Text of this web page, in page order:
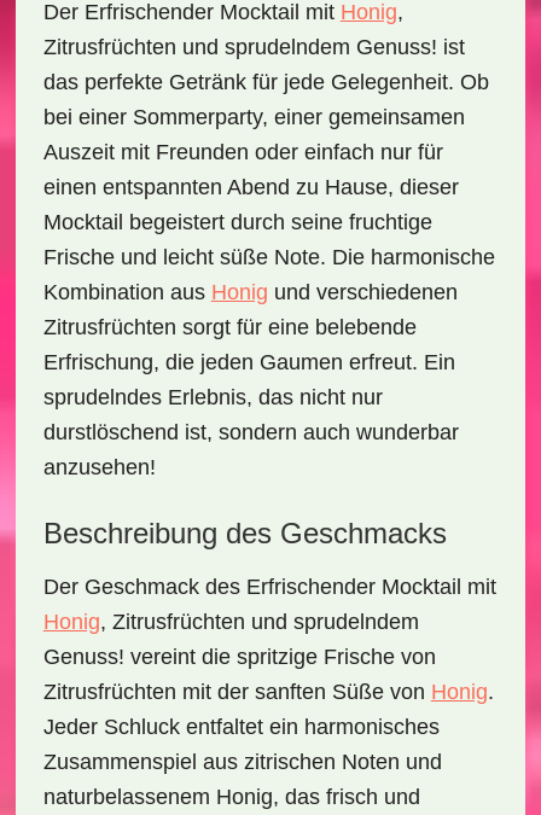
Der Erfrischender Mocktail mit Honig,
Zitrusfrüchten und sprudelndem Genuss! ist
das perfekte Getränk für jede Gelegenheit. Ob
bei einer Sommerparty, einer gemeinsamen
Auszeit mit Freunden oder einfach nur für
einen entspannten Abend zu Hause, dieser
Mocktail begeistert durch seine fruchtige
Frische und leicht süße Note. Die harmonische
Kombination aus Honig und verschiedenen
Zitrusfrüchten sorgt für eine belebende
Erfrischung, die jeden Gaumen erfreut. Ein
sprudelndes Erlebnis, das nicht nur
durstlöschend ist, sondern auch wunderbar
anzusehen!
Beschreibung des Geschmacks
Der Geschmack des Erfrischender Mocktail mit
Honig, Zitrusfrüchten und sprudelndem
Genuss! vereint die spritzige Frische von
Zitrusfrüchten mit der sanften Süße von Honig.
Jeder Schluck entfaltet ein harmonisches
Zusammenspiel aus zitrischen Noten und
naturbelassenem Honig, das frisch und